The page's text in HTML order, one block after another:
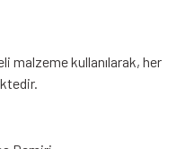
malzeme kullanılarak, her